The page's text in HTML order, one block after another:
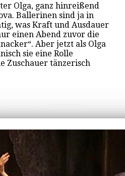
Olga, ganz hinreißend
Ballerinen sind ja in
was Kraft und Ausdauer
einen Abend zuvor die
Aber jetzt als Olga
sie eine Rolle
Zuschauer tänzerisch